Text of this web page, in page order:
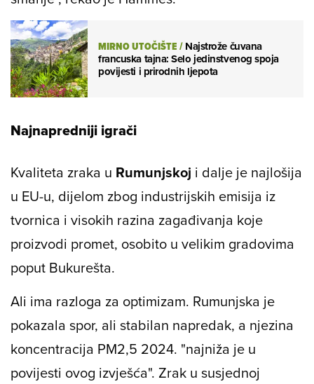
MIRNO UTOČIŠTE/Najstrože čuvana
francuska tajna: Selo jedinstvenog spoja
povijesti i prirodnih ljepota
Najnapredniji igrači
Kvaliteta zraka u Rumunjskoj i dalje je najlošija
u EU-u, dijelom zbog industrijskih emisija iz
tvornica i visokih razina zagađivanja koje
proizvodi promet, osobito u velikim gradovima
poput Bukurešta.
Ali ima razloga za optimizam. Rumunjska je
pokazala spor, ali stabilan napredak, a njezina
koncentracija PM2,5 2024. "najniža je u
povijesti ovog izvješća". Zrak u susjednoj